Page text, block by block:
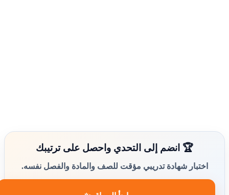
🏆 انضم إلى التحدي واحصل على ترتيبك
اختبار شهادة تدريبي مؤقت للصف والمادة والفصل نفسه.